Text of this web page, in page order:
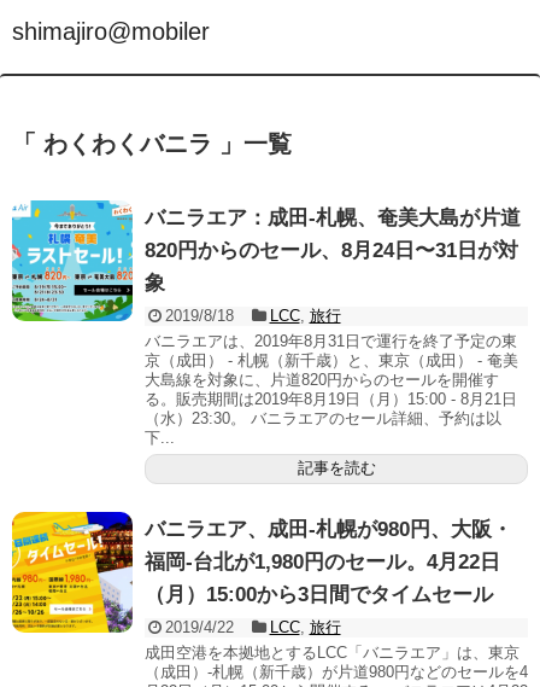
shimajiro@mobiler
「 わくわくバニラ 」一覧
バニラエア：成田-札幌、奄美大島が片道
820円からのセール、8月24日〜31日が対
象
2019/8/18 LCC, 旅行
バニラエアは、2019年8月31日で運行を終了予定の東
京（成田） - 札幌（新千歳）と、東京（成田） - 奄美
大島線を対象に、片道820円からのセールを開催す
る。販売期間は2019年8月19日（月）15:00 - 8月21日
（水）23:30。 バニラエアのセール詳細、予約は以
下...
記事を読む
バニラエア、成田-札幌が980円、大阪・
福岡-台北が1,980円のセール。4月22日
（月）15:00から3日間でタイムセール
2019/4/22 LCC, 旅行
成田空港を本拠地とするLCC「バニラエア」は、東京
（成田）-札幌（新千歳）が片道980円などのセールを4